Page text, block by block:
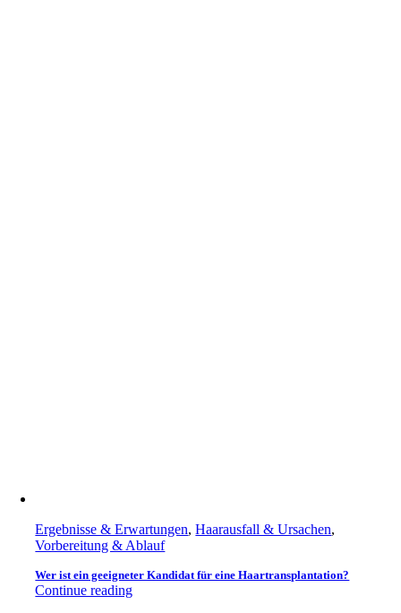
Ergebnisse & Erwartungen,Haarausfall & Ursachen,
Vorbereitung & Ablauf
Wer ist ein geeigneter Kandidat für eine Haartransplantation?
Continue reading